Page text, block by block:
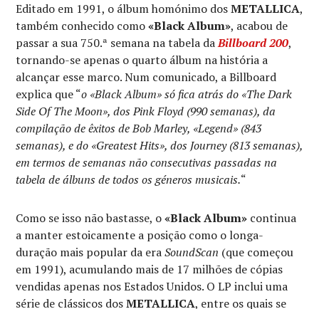
Editado em 1991, o álbum homónimo dosMETALLICA,
também conhecido como«Black Album», acabou de
passar a sua 750.ª semana na tabela daBillboard 200,
tornando-se apenas o quarto álbum na história a
alcançar esse marco. Num comunicado, a Billboard
explica que “o «Black Album» só fica atrás do «The Dark
Side Of The Moon», dos Pink Floyd (990 semanas), da
compilação de êxitos de Bob Marley, «Legend» (843
semanas), e do «Greatest Hits», dos Journey (813 semanas),
em termos de semanas não consecutivas passadas na
tabela de álbuns de todos os géneros musicais.“
Como se isso não bastasse, o«Black Album» continua
a manter estoicamente a posição como o longa-
duração mais popular da eraSoundScan (que começou
em 1991), acumulando mais de 17 milhões de cópias
vendidas apenas nos Estados Unidos. O LP inclui uma
série de clássicos dosMETALLICA, entre os quais se